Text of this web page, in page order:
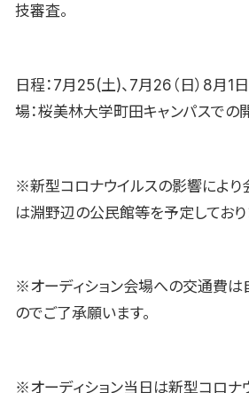
技審査。
日程：7月25(土)、7月26（日）8月1日
場：桜美林大学町田キャンパスでの
※新型コロナウイルスの影響により
は淵野辺の公民館等を予定しており
※オーディション会場への交通費は
のでご了承願います。
※オーディション当日は新型コロナ